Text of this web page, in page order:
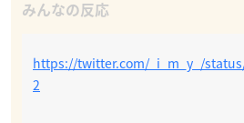
https://twitter.com/_i_m_y_/
2